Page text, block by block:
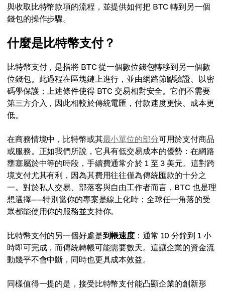
與收取比特幣款項的流程，並提供如何把 BTC 轉到另一個
錢包的操作步驟。
什麼是比特幣支付？
比特幣支付，是指將 BTC 從一個數位錢包轉移到另一個數
位錢包。此過程在區塊鏈上進行，並由網路節點驗證、以密
碼學保護；上述條件使得 BTC 交易相對安全。它們不需要
第三方介入，因此相較於傳統電匯，付款速度更快、成本更
低。
在商務情境中，比特幣或其最小單位的部分可用於支付商品
或服務。正如我們所說，它具有低交易成本的優勢：在網路
壅塞屬於中等的時段，手續費通常介於 1 至 3 美元。這對跨
境支付尤其有利，因為其費用往往僅為傳統匯款的十分之
一。對於私人交易、部落客與自由工作者而言，BTC 也是理
想選擇——特別當你的專案是線上化時；全球任一角落的受
眾都能使用你的服務並支持你。
比特幣支付的另一個好處是到帳速度 ：通常 10 分鐘到 1 小
時即可完成，而傳統轉帳可能需要數天。這讓企業的資金流
動幾乎不會中斷，同時也更具成本效益。
同樣值得一提的是，接受比特幣支付能凸顯企業的創新形